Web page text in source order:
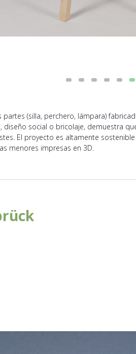
partes (silla, perchero, lámpara)
diseño social o bricolaje, demuestra
El proyecto es altamente
menores impresas en 3D.